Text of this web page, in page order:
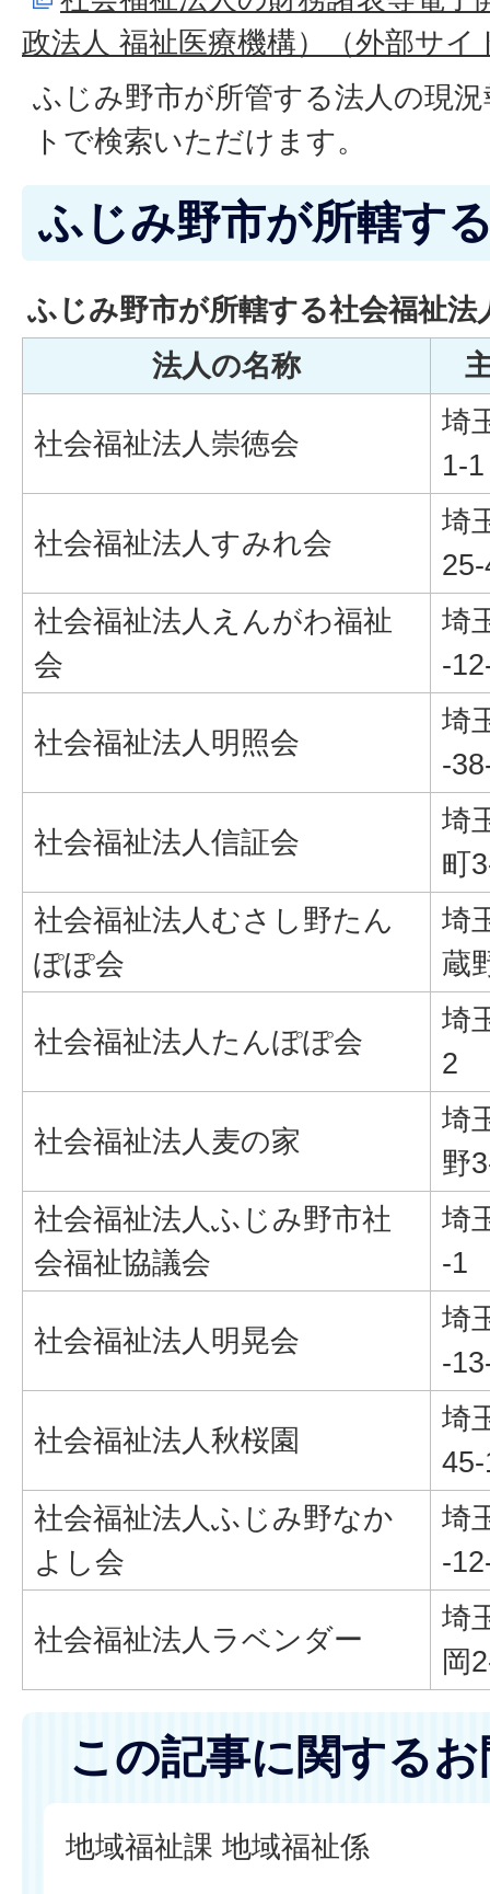
政法人 福祉医療機構）（外部サイ
ふじみ野市が所管する法人の現
トで検索いただけます。
ふじみ野市が所轄す
ふじみ野市が所轄する社会福祉法
法人の名称
社会福祉法人崇徳会
埼
1-1
社会福祉法人すみれ会
埼
社会福祉法人えんがわ福祉
会
埼
-
社会福祉法人明照会
埼
-
社会福祉法人信証会
埼
町
社会福祉法人むさし野たん
ぽぽ会
埼
蔵
社会福祉法人たんぽぽ会
埼
2
社会福祉法人麦の家
埼
野
社会福祉法人ふじみ野市社
会福祉協議会
埼
-1
社会福祉法人明晃会
埼
-
社会福祉法人秋桜園
埼
社会福祉法人ふじみ野なか
よし会
埼
-
社会福祉法人ラベンダー
埼
岡
この記事に関する
地域福祉課 地域福祉係